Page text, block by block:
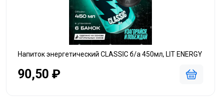
Напиток энергетический CLASSIC б/а 450мл, LIT ENERGY
90,50 ₽